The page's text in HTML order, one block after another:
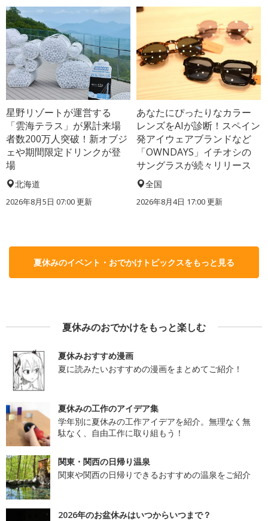
星野リゾートが運営する
「雲海テラス」が累計来場
者数200万人突破！新オブジ
ェや期間限定ドリンクが登
場
北海道
2026年8月5日 07:00更新
あなたにぴったりなカラー
レンズをAIが診断！スペイン
発アイウェアブランドなど
「OWNDAYS」イチオシの
サングラスが続々リリース
全国
2026年8月4日 17:00更新
夏休みのイベント・おでかけトピックスをもっと見る
夏休みのおでかけをもっと楽しむ
夏休みおすすめ漫画
夏に読みたいおすすめの漫画をまとめてご紹介！
夏休みの工作のアイデア集
学年別に夏休みの工作アイデアを紹介。無理なく無
駄なく、自由工作に取り組もう！
関東・関西の日帰り温泉
関東や関西の日帰りできるおすすめの温泉をご紹介
2026年のお盆休みはいつからいつまで？